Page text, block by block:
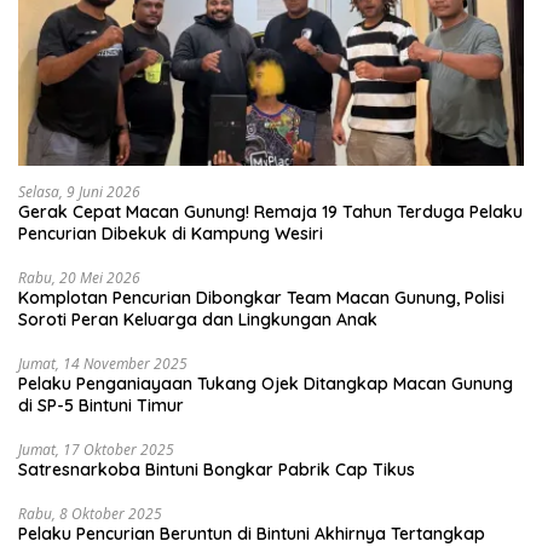
Selasa, 9 Juni 2026
Gerak Cepat Macan Gunung! Remaja 19 Tahun Terduga Pelaku
Pencurian Dibekuk di Kampung Wesiri
Rabu, 20 Mei 2026
Komplotan Pencurian Dibongkar Team Macan Gunung, Polisi
Soroti Peran Keluarga dan Lingkungan Anak
Jumat, 14 November 2025
Pelaku Penganiayaan Tukang Ojek Ditangkap Macan Gunung
di SP-5 Bintuni Timur
Jumat, 17 Oktober 2025
Satresnarkoba Bintuni Bongkar Pabrik Cap Tikus
Rabu, 8 Oktober 2025
Pelaku Pencurian Beruntun di Bintuni Akhirnya Tertangkap